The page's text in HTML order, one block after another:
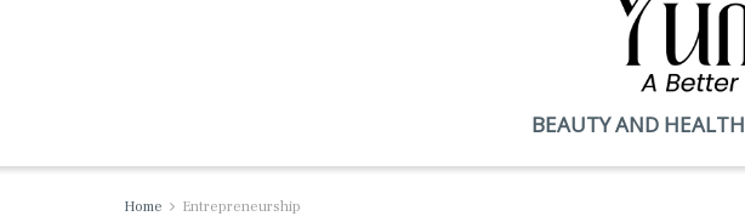
BEAUTY AND HEALTH
Home Entrepreneurship